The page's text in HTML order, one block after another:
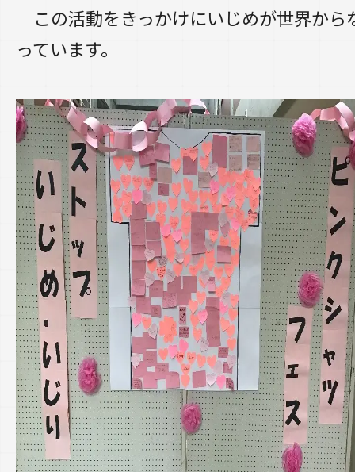
この活動をきっかけにいじめが世界から
っています。